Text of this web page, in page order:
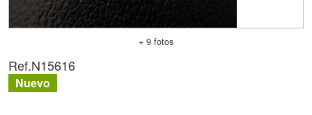
+ 9 fotos
Ref.N15616
Nuevo